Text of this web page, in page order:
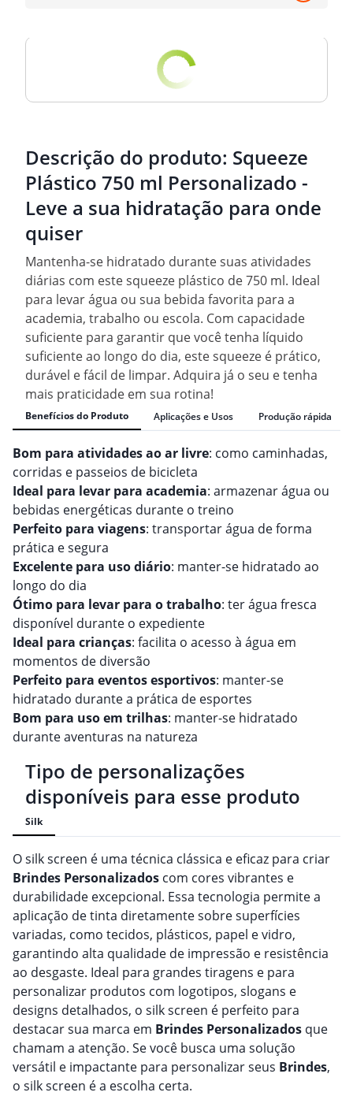
Descrição do produto: Squeeze
Plástico 750 ml Personalizado -
Leve a sua hidratação para onde
quiser
Mantenha-se hidratado durante suas atividades
diárias com este squeeze plástico de 750 ml. Ideal
para levar água ou sua bebida favorita para a
academia, trabalho ou escola. Com capacidade
suficiente para garantir que você tenha líquido
suficiente ao longo do dia, este squeeze é prático,
durável e fácil de limpar. Adquira já o seu e tenha
mais praticidade em sua rotina!
Benefícios do Produto Aplicações e Usos Produção rápida
Bom para atividades ao ar livre: como caminhadas,
corridas e passeios de bicicleta
Ideal para levar para academia: armazenar água ou
bebidas energéticas durante o treino
Perfeito para viagens: transportar água de forma
prática e segura
Excelente para uso diário: manter-se hidratado ao
longo do dia
Ótimo para levar para o trabalho: ter água fresca
disponível durante o expediente
Ideal para crianças: facilita o acesso à água em
momentos de diversão
Perfeito para eventos esportivos: manter-se
hidratado durante a prática de esportes
Bom para uso em trilhas: manter-se hidratado
durante aventuras na natureza
Tipo de personalizações
disponíveis para esse produto
Silk
O silk screen é uma técnica clássica e eficaz para criar
Brindes Personalizados com cores vibrantes e
durabilidade excepcional. Essa tecnologia permite a
aplicação de tinta diretamente sobre superfícies
variadas, como tecidos, plásticos, papel e vidro,
garantindo alta qualidade de impressão e resistência
ao desgaste. Ideal para grandes tiragens e para
personalizar produtos com logotipos, slogans e
designs detalhados, o silk screen é perfeito para
destacar sua marca em Brindes Personalizados que
chamam a atenção. Se você busca uma solução
versátil e impactante para personalizar seus Brindes,
o silk screen é a escolha certa.